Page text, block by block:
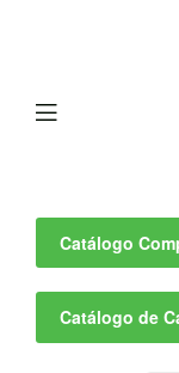
Catálogo
Catálogo de